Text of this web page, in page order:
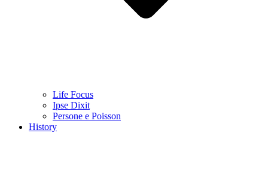
Life Focus
Ipse Dixit
Persone e Poisson
History